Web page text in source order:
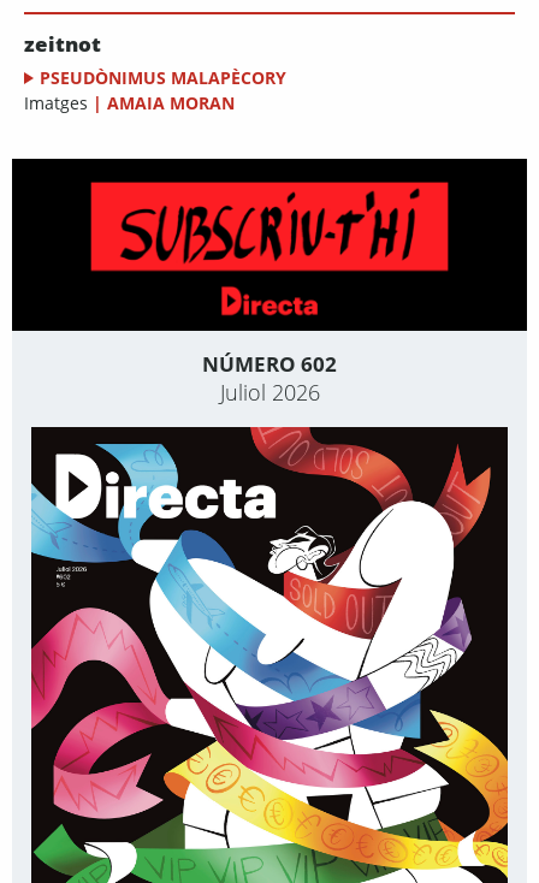
zeitnot
PSEUDÒNIMUS MALAPÈCORY
Imatges | AMAIA MORAN
NÚMERO 602
Juliol 2026